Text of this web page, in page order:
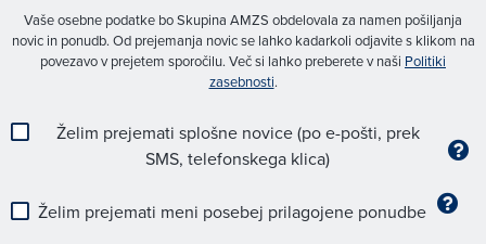
Vaše osebne podatke bo Skupina AMZS obdelovala za namen pošiljanja
novic in ponudb. Od prejemanja novic se lahko kadarkoli odjavite s klikom na
povezavo v prejetem sporočilu. Več si lahko preberete v naši Politiki
zasebnosti.
Želim prejemati splošne novice (po e-pošti, prek
SMS, telefonskega klica)
Želim prejemati meni posebej prilagojene ponudbe